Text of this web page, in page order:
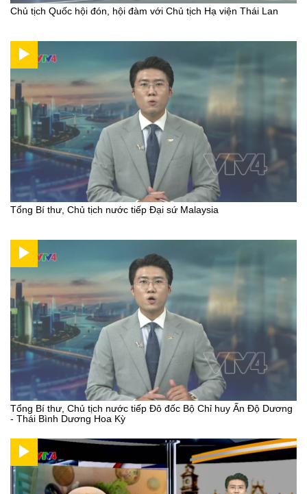
Chủ tịch Quốc hội đón, hội đàm với Chủ tịch Hạ viện Thái Lan
Tổng Bí thư, Chủ tịch nước tiếp Đại sứ Malaysia
Tổng Bí thư, Chủ tịch nước tiếp Đô đốc Bộ Chỉ huy Ấn Độ Dương
- Thái Bình Dương Hoa Kỳ